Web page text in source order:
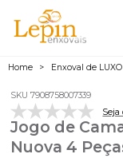
Home Enxoval de LUXO
SKU 7908758007339
Jogo de
Nuova 4